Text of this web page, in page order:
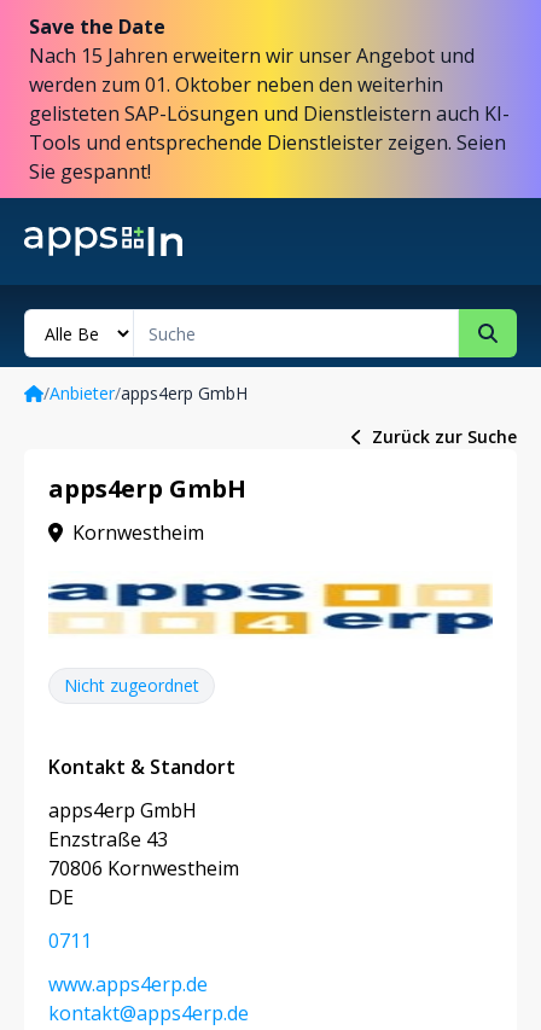
Save the Date
Nach 15 Jahren erweitern wir unser Angebot und
werden zum 01. Oktober neben den weiterhin
gelisteten SAP-Lösungen und Dienstleistern auch KI-
Tools und entsprechende Dienstleister zeigen. Seien
Sie gespannt!
/Anbieter/apps4erp GmbH
Zurück zur Suche
apps4erp GmbH
Kornwestheim
Nicht zugeordnet
Kontakt & Standort
apps4erp GmbH
Enzstraße 43
70806 Kornwestheim
DE
0711
www.apps4erp.de
kontakt@apps4erp.de